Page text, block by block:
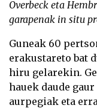
Overbeck eta
garapenak in situ
Guneak 60
erakustareto bat
hiru gelarekin.
hauek daude
aurpegiak eta